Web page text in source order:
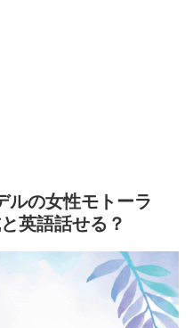
ルの女性モトーラ
英語話せる？